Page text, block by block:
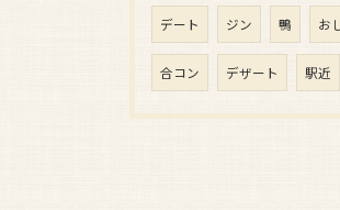
デート ジン 鴨 お
合コン デザート 駅近